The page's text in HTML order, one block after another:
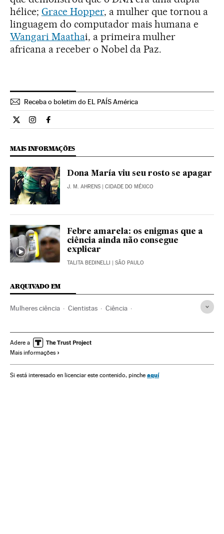
hélice; Grace Hopper, a mulher que tornou a
linguagem do computador mais humana e
Wangari Maathai, a primeira mulher
africana a receber o Nobel da Paz.
Receba o boletim do EL PAÍS América
Ciencia El País Brasil en Twitter
Ciencia El País Brasil en Instagram
Ciencia El País Brasil en Facebook
MAIS INFORMAÇÕES
Dona María viu seu rosto se apagar
J. M. AHRENS | CIDADE DO MÉXICO
Febre amarela: os enigmas que a
ciência ainda não consegue
explicar
TALITA BEDINELLI | SÃO PAULO
ARQUIVADO EM
Mulheres ciência Cientistas Ciência
Emprego feminino Dias mundiais
Movimentos sociais
Trabalho Sociedade
Adere a
Mais informações
Si está interesado en licenciar este contenido, pinche aquí